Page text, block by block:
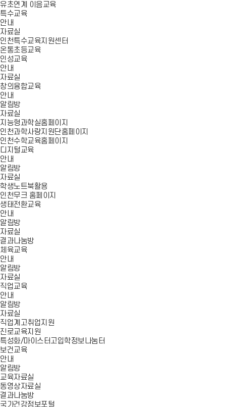
유초연계 이음교육
특수교육
안내
자료실
인천특수교육지원센터
온통초등교육
인성교육
안내
자료실
창의융합교육
안내
알림방
자료실
지능형과학실홈페이지
인천과학사랑지원단홈페이지
인천수학교육홈페이지
디지털교육
안내
알림방
자료실
학생노트북활용
인천무크 홈페이지
생태전환교육
안내
알림방
자료실
결과나눔방
체육교육
안내
알림방
자료실
직업교육
안내
알림방
자료실
직업계고취업지원
진로교육지원
특성화/마이스터고입학정보나눔터
보건교육
안내
알림방
교육자료실
동영상자료실
결과나눔방
국가건강정보포털